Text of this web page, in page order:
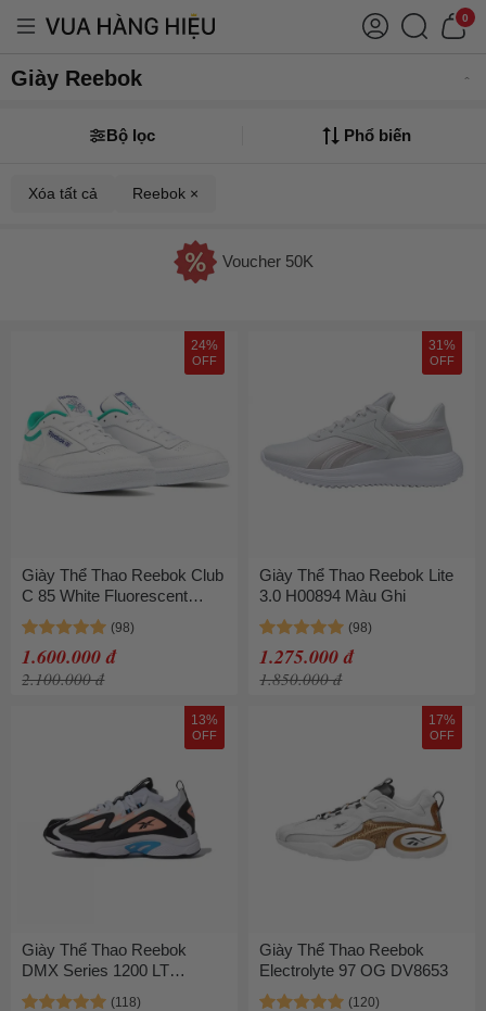
0
Giày Reebok
Bộ lọc Phổ biến
Xóa tất cả Reebok ×
Voucher 50K
24%
OFF
Giày Thể Thao Reebok Club
C 85 White Fluorescent
Green FW7786 Màu Trắng
Xanh Size 34
1.600.000 đ
2.100.000 đ
31%
OFF
Giày Thể Thao Reebok Lite
3.0 H00894 Màu Ghi
1.275.000 đ
1.850.000 đ
13%
OFF
Giày Thể Thao Reebok
DMX Series 1200 LT
EH3389 Rungning
17%
OFF
Giày Thể Thao Reebok
Electrolyte 97 OG DV8653